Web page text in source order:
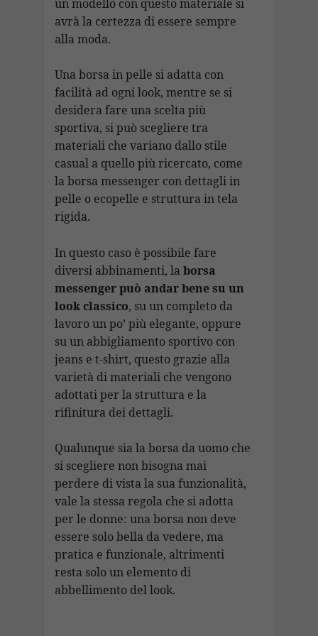
un modello con questo materiale si
avrà la certezza di essere sempre
alla moda.
Una borsa in pelle si adatta con
facilità ad ogni look, mentre se si
desidera fare una scelta più
sportiva, si può scegliere tra
materiali che variano dallo stile
casual a quello più ricercato, come
la borsa messenger con dettagli in
pelle o ecopelle e struttura in tela
rigida.
In questo caso è possibile fare
diversi abbinamenti, laborsa
messenger può andar bene su un
look classico, su un completo da
lavoro un po’ più elegante, oppure
su un abbigliamento sportivo con
jeans e t-shirt, questo grazie alla
varietà di materiali che vengono
adottati per la struttura e la
rifinitura dei dettagli.
Qualunque sia la borsa da uomo che
si scegliere non bisogna mai
perdere di vista la sua funzionalità,
vale la stessa regola che si adotta
per le donne: una borsa non deve
essere solo bella da vedere, ma
pratica e funzionale, altrimenti
resta solo un elemento di
abbellimento del look.